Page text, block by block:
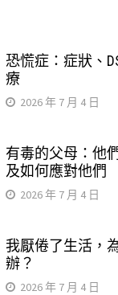
恐慌症：症狀、
療
2026 年 7 月 4 日
有毒的父母：他
及如何應對他們
2026 年 7 月 4 日
我厭倦了生活，
辦？
2026 年 7 月 4 日